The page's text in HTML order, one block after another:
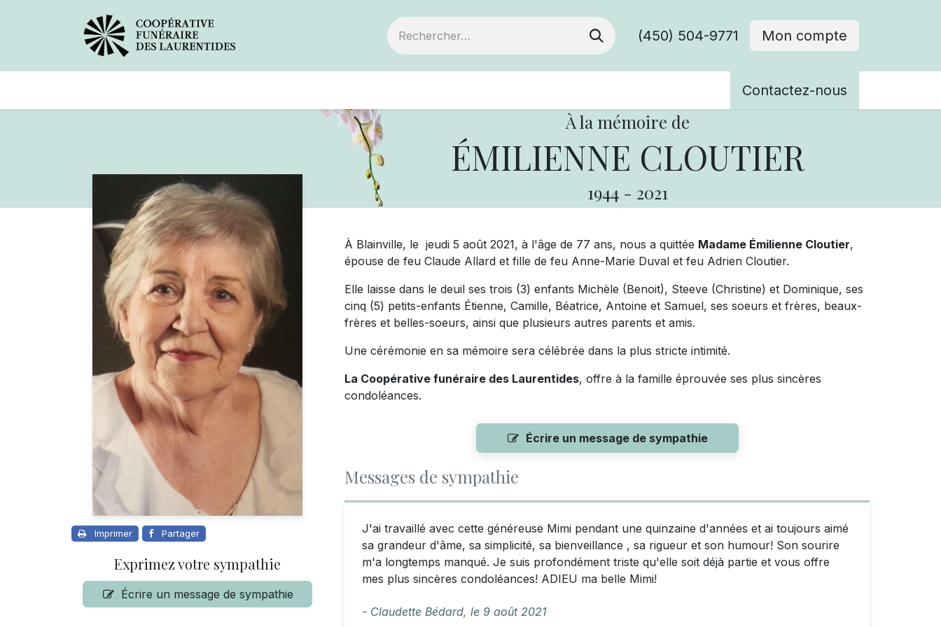
(450) 504-9771 Mon compte
Contactez-nous
À la mémoire de
ÉMILIENNE CLOUTIER
1944 - 2021
Imprimer Partager
Exprimez votre sympathie
Écrire un message de sympathie
À Blainville, le jeudi 5 août 2021, à l'âge de 77 ans, nous a quittée Madame Émilienne Cloutier,
épouse de feu Claude Allard et fille de feu Anne-Marie Duval et feu Adrien Cloutier.
Elle laisse dans le deuil ses trois (3) enfants Michèle (Benoit), Steeve (Christine) et Dominique, ses
cinq (5) petits-enfants Étienne, Camille, Béatrice, Antoine et Samuel, ses soeurs et frères, beaux-
frères et belles-soeurs, ainsi que plusieurs autres parents et amis.
Une cérémonie en sa mémoire sera célébrée dans la plus stricte intimité.
La Coopérative funéraire des Laurentides, offre à la famille éprouvée ses plus sincères
condoléances.
Écrire un message de sympathie
Messages de sympathie
J'ai travaillé avec cette généreuse Mimi pendant une quinzaine d'années et ai toujours aimé
sa grandeur d'âme, sa simplicité, sa bienveillance , sa rigueur et son humour! Son sourire
m'a longtemps manqué. Je suis profondément triste qu'elle soit déjà partie et vous offre
mes plus sincères condoléances! ADIEU ma belle Mimi!
- Claudette Bédard, le 9 août 2021